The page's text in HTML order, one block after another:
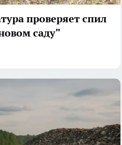
проверяет спил
саду"